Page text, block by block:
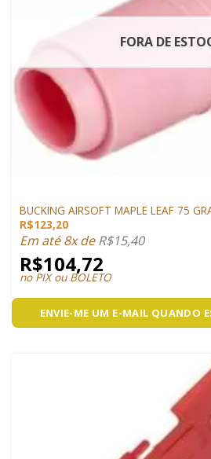
FORA DE
BUCKING AIRSOFT MAPLE LEAF 75
R$123,20
Em até 8x deR$15,40
R$104,72
no PIX ou BOLETO
ENVIE-ME UM E-MAIL QUANDO